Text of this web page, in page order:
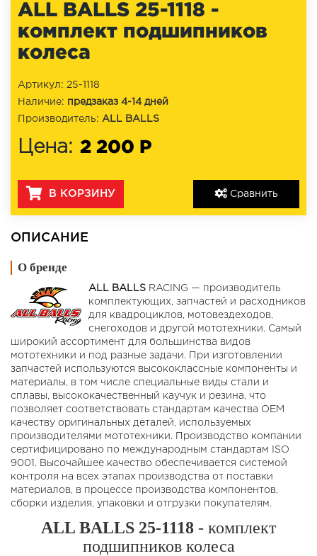
ALL BALLS 25-1118 -
комплект подшипников
колеса
Сравнить
Артикул: 25-1118
Наличие: предзаказ 4-14 дней
Производитель: ALL BALLS
Цена: 2 200 Р
В КОРЗИНУ
ОПИСАНИЕ
О бренде
ALL BALLS RACING — производитель
комплектующих, запчастей и расходников
для квадроциклов, мотовездеходов,
снегоходов и другой мототехники. Самый
широкий ассортимент для большинства видов
мототехники и под разные задачи. При изготовлении
запчастей используются высококлассные компоненты и
материалы, в том числе специальные виды стали и
сплавы, высококачественный каучук и резина, что
позволяет соответствовать стандартам качества OEM
качеству оригинальных деталей, используемых
производителями мототехники. Производство компании
сертифицировано по международным стандартам ISO
9001. Высочайшее качество обеспечивается системой
контроля на всех этапах производства от поставки
материалов, в процессе производства компонентов,
сборки изделия, упаковки и отгрузки покупателям.
ALL BALLS 25-1118 - комплект
подшипников колеса